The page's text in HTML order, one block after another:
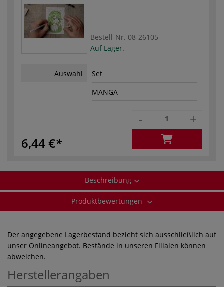
Bestell-Nr. 08-26105
Auf Lager.
Auswahl
Set
MANGA
6,44 €
- +
Beschreibung
Produktbewertungen
Der angegebene Lagerbestand bezieht sich ausschließlich auf
unser Onlineangebot. Bestände in unseren Filialen können
abweichen.
Herstellerangaben